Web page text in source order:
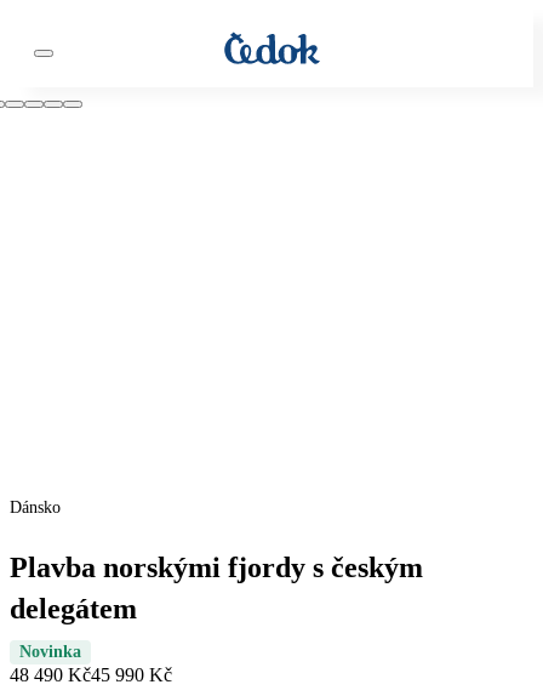
Dánsko
Plavba norskými fjordy s českým
delegátem
Novinka
48 490 Kč45 990 Kč